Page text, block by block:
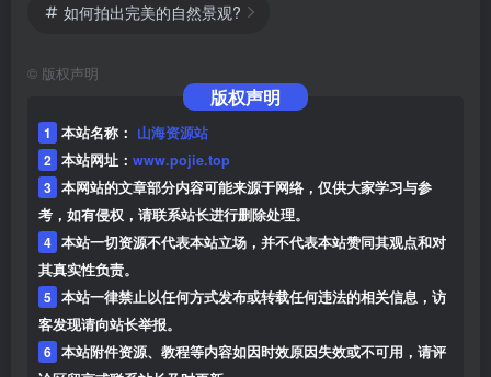
如何拍出完美的自然景观?
© 版权声明
版权声明
1 本站名称： 山海资源站
2 本站网址： www.pojie.top
3 本网站的文章部分内容可能来源于网络，仅供大家学习与参
考，如有侵权，请联系站长进行删除处理。
4 本站一切资源不代表本站立场，并不代表本站赞同其观点和对
其真实性负责。
5 本站一律禁止以任何方式发布或转载任何违法的相关信息，访
客发现请向站长举报。
6 本站附件资源、教程等内容如因时效原因失效或不可用，请评